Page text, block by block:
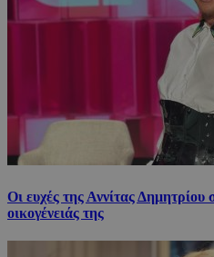
Οι ευχές της Αννίτας Δημητρίου
οικογένειάς της